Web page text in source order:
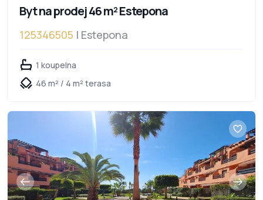
Byt na prodej 46 m² Estepona
125346505 | Estepona
1 koupelna
46 m² / 4 m² terasa